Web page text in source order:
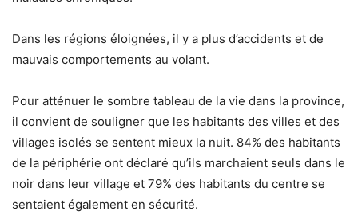
Dans les régions éloignées, il y a plus d’accidents et de
mauvais comportements au volant.
Pour atténuer le sombre tableau de la vie dans la province,
il convient de souligner que les habitants des villes et des
villages isolés se sentent mieux la nuit. 84% des habitants
de la périphérie ont déclaré qu’ils marchaient seuls dans le
noir dans leur village et 79% des habitants du centre se
sentaient également en sécurité.